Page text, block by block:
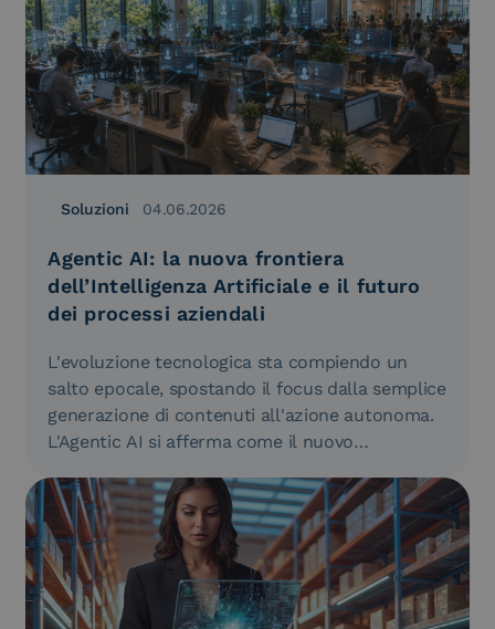
Soluzioni 04.06.2026
Agentic AI: la nuova frontiera
dell’Intelligenza Artificiale e il futuro
dei processi aziendali
L'evoluzione tecnologica sta compiendo un
salto epocale, spostando il focus dalla semplice
generazione di contenuti all'azione autonoma.
L'Agentic AI si afferma come il nuovo